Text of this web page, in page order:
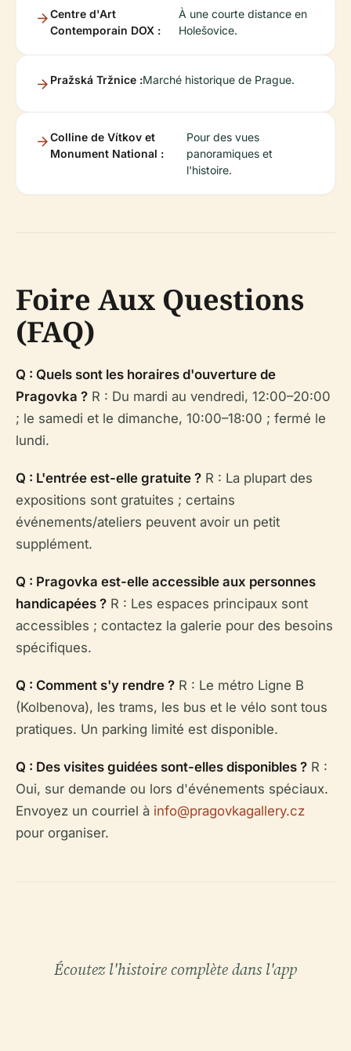
Centre d'Art
Contemporain DOX :
À une courte distance en
Holešovice.
Pražská Tržnice :Marché historique de Prague.
Colline de Vítkov et
Monument National :
Pour des vues
panoramiques et
l'histoire.
Foire Aux Questions
(FAQ)
Q : Quels sont les horaires d'ouverture de
Pragovka ? R : Du mardi au vendredi, 12:00–20:00
; le samedi et le dimanche, 10:00–18:00 ; fermé le
lundi.
Q : L'entrée est-elle gratuite ? R : La plupart des
expositions sont gratuites ; certains
événements/ateliers peuvent avoir un petit
supplément.
Q : Pragovka est-elle accessible aux personnes
handicapées ? R : Les espaces principaux sont
accessibles ; contactez la galerie pour des besoins
spécifiques.
Q : Comment s'y rendre ? R : Le métro Ligne B
(Kolbenova), les trams, les bus et le vélo sont tous
pratiques. Un parking limité est disponible.
Q : Des visites guidées sont-elles disponibles ? R :
Oui, sur demande ou lors d'événements spéciaux.
Envoyez un courriel à info@pragovkagallery.cz
pour organiser.
Écoutez l'histoire complète dans l'app